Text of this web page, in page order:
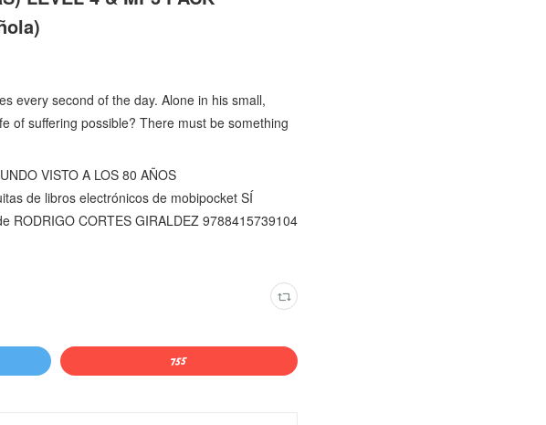
every second of the day. Alone in his small,
of suffering possible? There must be something
VISTO A LOS 80 AÑOS
de libros electrónicos de mobipocket SÍ
RODRIGO CORTES GIRALDEZ 9788415739104